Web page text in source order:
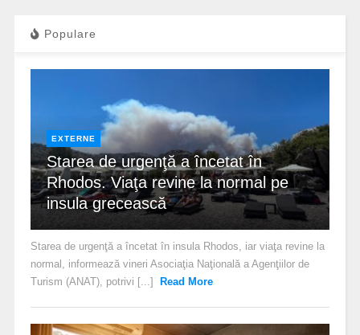
Populare
EXTERNE
Starea de urgenţă a încetat în
Rhodos. Viaţa revine la normal pe
insula grecească
Starea de urgenţă a încetat în insula Rhodos, iar viaţa revine la
normal, informează vineri Asociaţia Naţională a Agenţiilor de
Turism (ANAT), potrivi [...]
Read More